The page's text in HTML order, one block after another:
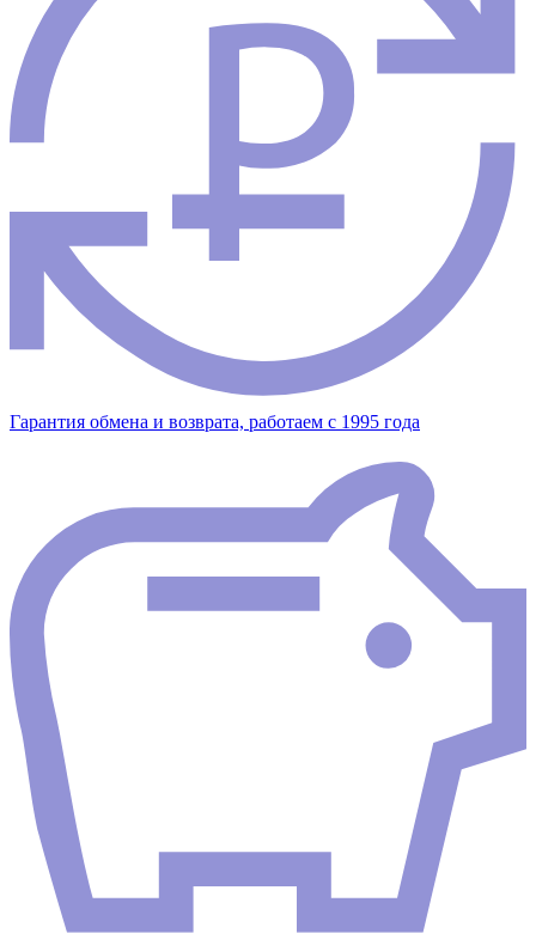
Гарантия обмена и возврата, работаем с 1995 года